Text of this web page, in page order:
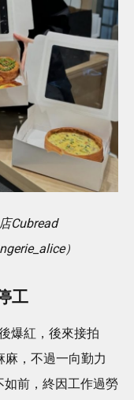
Cubread
）
工
爆紅，後來接拍
麻，不過一向勤力
前，終因工作過勞